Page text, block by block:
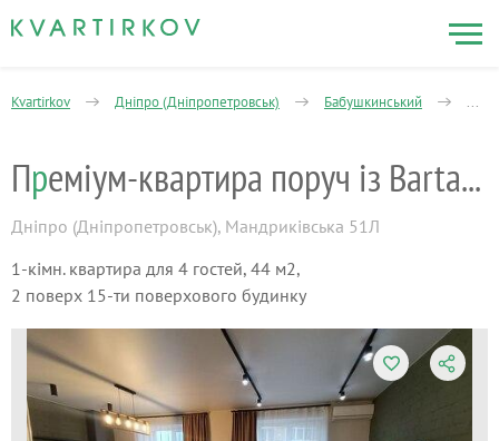
Kvartirkov Дніпро (Дніпропетровськ) Бабушкинський
Пр еміум-квартира поруч із Bartalameo
Дніпро (Дніпропетровськ), Мандриківська 51Л
1-кімн. квартира для 4 гостей, 44 м2,
2 поверх 15-ти поверхового будинку